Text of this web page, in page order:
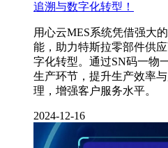
追溯与数字化转型！
用心云MES系统凭借强大
能，助力特斯拉零部件供
字化转型。通过SN码一物
生产环节，提升生产效率
理，增强客户服务水平。
2024-12-16